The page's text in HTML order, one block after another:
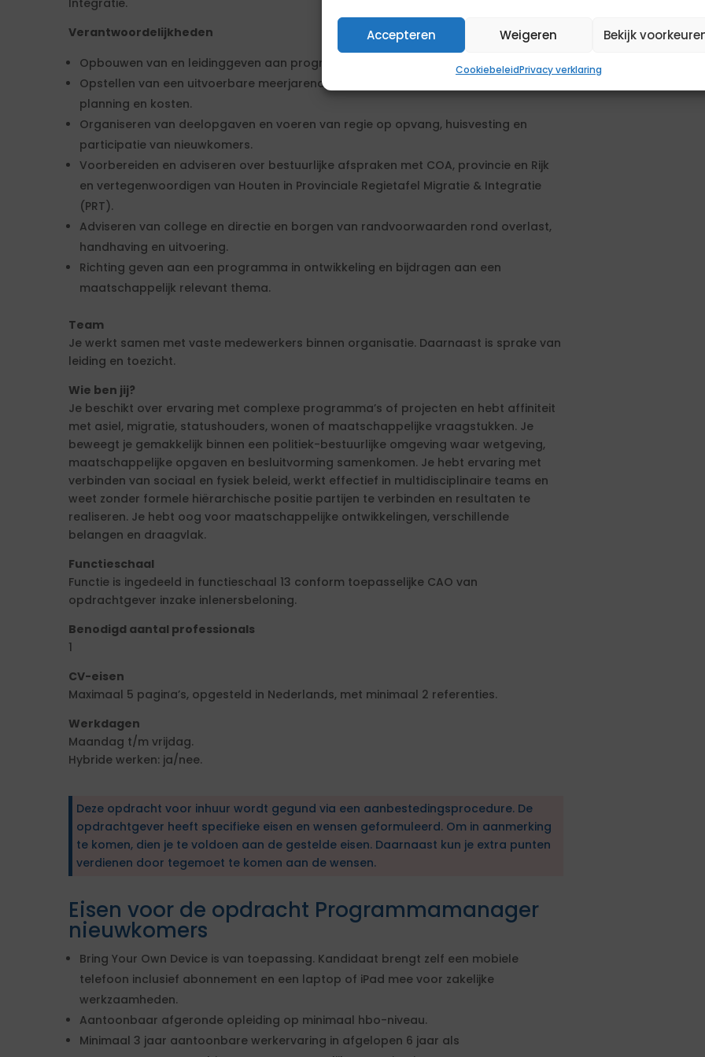
Accepteren Weigeren Bekijk
CookiebeleidPrivacy verklaring
Integratie.
Verantwoordelijkheden
Opbouwen van en leidinggeven aan programmateam Nieuwkomers.
Opstellen van een uitvoerbare meerjarenaanpak met concrete locaties, aantallen,
planning en kosten.
Organiseren van deelopgaven en voeren van regie op opvang, huisvesting en
participatie van nieuwkomers.
Voorbereiden en adviseren over bestuurlijke afspraken met COA, provincie en Rijk
en vertegenwoordigen van Houten in Provinciale Regietafel Migratie & Integratie
(PRT).
Adviseren van college en directie en borgen van randvoorwaarden rond overlast,
handhaving en uitvoering.
Richting geven aan een programma in ontwikkeling en bijdragen aan een
maatschappelijk relevant thema.
Team
Je werkt samen met vaste medewerkers binnen organisatie. Daarnaast is sprake van
leiding en toezicht.
Wie ben jij?
Je beschikt over ervaring met complexe programma’s of projecten en hebt affiniteit
met asiel, migratie, statushouders, wonen of maatschappelijke vraagstukken. Je
beweegt je gemakkelijk binnen een politiek-bestuurlijke omgeving waar wetgeving,
maatschappelijke opgaven en besluitvorming samenkomen. Je hebt ervaring met
verbinden van sociaal en fysiek beleid, werkt effectief in multidisciplinaire teams en
weet zonder formele hiërarchische positie partijen te verbinden en resultaten te
realiseren. Je hebt oog voor maatschappelijke ontwikkelingen, verschillende
belangen en draagvlak.
Functieschaal
Functie is ingedeeld in functieschaal 13 conform toepasselijke CAO van
opdrachtgever inzake inlenersbeloning.
Benodigd aantal professionals
1
CV-eisen
Maximaal 5 pagina’s, opgesteld in Nederlands, met minimaal 2 referenties.
Werkdagen
Maandag t/m vrijdag.
Hybride werken: ja/nee.
Deze opdracht voor inhuur wordt gegund via een aanbestedingsprocedure. De
opdrachtgever heeft specifieke eisen en wensen geformuleerd. Om in aanmerking
te komen, dien je te voldoen aan de gestelde eisen. Daarnaast kun je extra punten
verdienen door tegemoet te komen aan de wensen.
Eisen voor de opdracht Programmamanager
nieuwkomers
Bring Your Own Device is van toepassing. Kandidaat brengt zelf een mobiele
telefoon inclusief abonnement en een laptop of iPad mee voor zakelijke
werkzaamheden.
Aantoonbaar afgeronde opleiding op minimaal hbo-niveau.
Minimaal 3 jaar aantoonbare werkervaring in afgelopen 6 jaar als